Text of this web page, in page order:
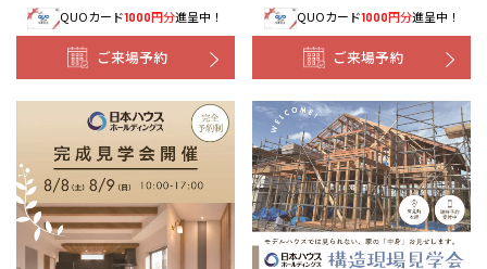
QUOカード1000円分進呈中！
ご来場予約
QUOカード1000円分進呈中！
ご来場予約